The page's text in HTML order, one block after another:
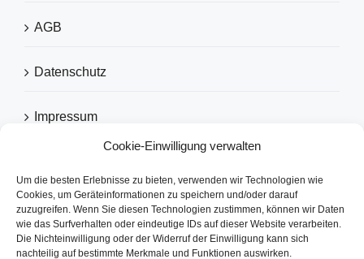
Cookie-Einwilligung verwalten
Um die besten Erlebnisse zu bieten, verwenden wir Technologien wie
Cookies, um Geräteinformationen zu speichern und/oder darauf
zuzugreifen. Wenn Sie diesen Technologien zustimmen, können wir Daten
wie das Surfverhalten oder eindeutige IDs auf dieser Website verarbeiten.
Die Nichteinwilligung oder der Widerruf der Einwilligung kann sich
nachteilig auf bestimmte Merkmale und Funktionen auswirken.
AGB
Datenschutz
Impressum
EMPFOHLEN VON